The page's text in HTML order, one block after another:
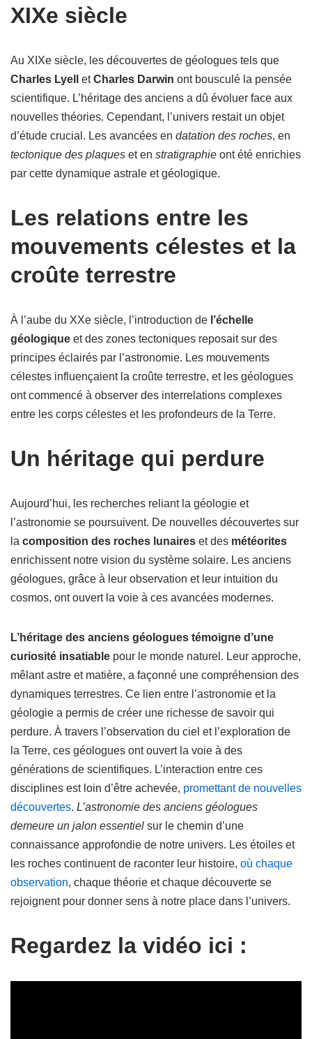
XIXe siècle
Au XIXe siècle, les découvertes de géologues tels que
Charles Lyell
etCharles Darwin ont bousculé la pensée
scientifique. L’héritage des anciens a dû évoluer face aux
nouvelles théories. Cependant, l’univers restait un objet
d’étude crucial. Les avancées en datation des roches, en
tectonique des plaques et en stratigraphie ont été enrichies
par cette dynamique astrale et géologique.
Les relations entre les
mouvements célestes et la
croûte terrestre
À l’aube du XXe siècle, l’introduction de l’échelle
géologique et des zones tectoniques reposait sur des
principes éclairés par l’astronomie. Les mouvements
célestes influençaient la croûte terrestre, et les géologues
ont commencé à observer des interrelations complexes
entre les corps célestes et les profondeurs de la Terre.
Un héritage qui perdure
Aujourd’hui, les recherches reliant la géologie et
l’astronomie se poursuivent. De nouvelles découvertes sur
la composition des roches lunaires et des météorites
enrichissent notre vision du système solaire. Les anciens
géologues, grâce à leur observation et leur intuition du
cosmos, ont ouvert la voie à ces avancées modernes.
L’héritage des anciens géologues témoigne d’une
curiosité insatiable pour le monde naturel. Leur approche,
mêlant astre et matière, a façonné une compréhension des
dynamiques terrestres. Ce lien entre l’astronomie et la
géologie a permis de créer une richesse de savoir qui
perdure. À travers l’observation du ciel et l’exploration de
la Terre, ces géologues ont ouvert la voie à des
générations de scientifiques. L’interaction entre ces
disciplines est loin d’être achevée, promettant de nouvelles
découvertes. L’astronomie des anciens géologues
demeure un jalon essentiel sur le chemin d’une
connaissance approfondie de notre univers. Les étoiles et
les roches continuent de raconter leur histoire, où chaque
observation, chaque théorie et chaque découverte se
rejoignent pour donner sens à notre place dans l’univers.
Regardez la vidéo ici :